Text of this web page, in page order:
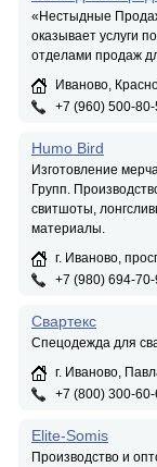
«Нестыдные
оказывает услуги
отделами продаж
Иваново,
+7 (960) 500-80-
Humo Bird
Изготовление
Групп.
свитшоты,
материалы.
г. Иваново,
+7 (980) 694-
Свартекс
Спецодежда для
г. Иваново,
+7 (800) 300-
Elite-Somis
Производство и